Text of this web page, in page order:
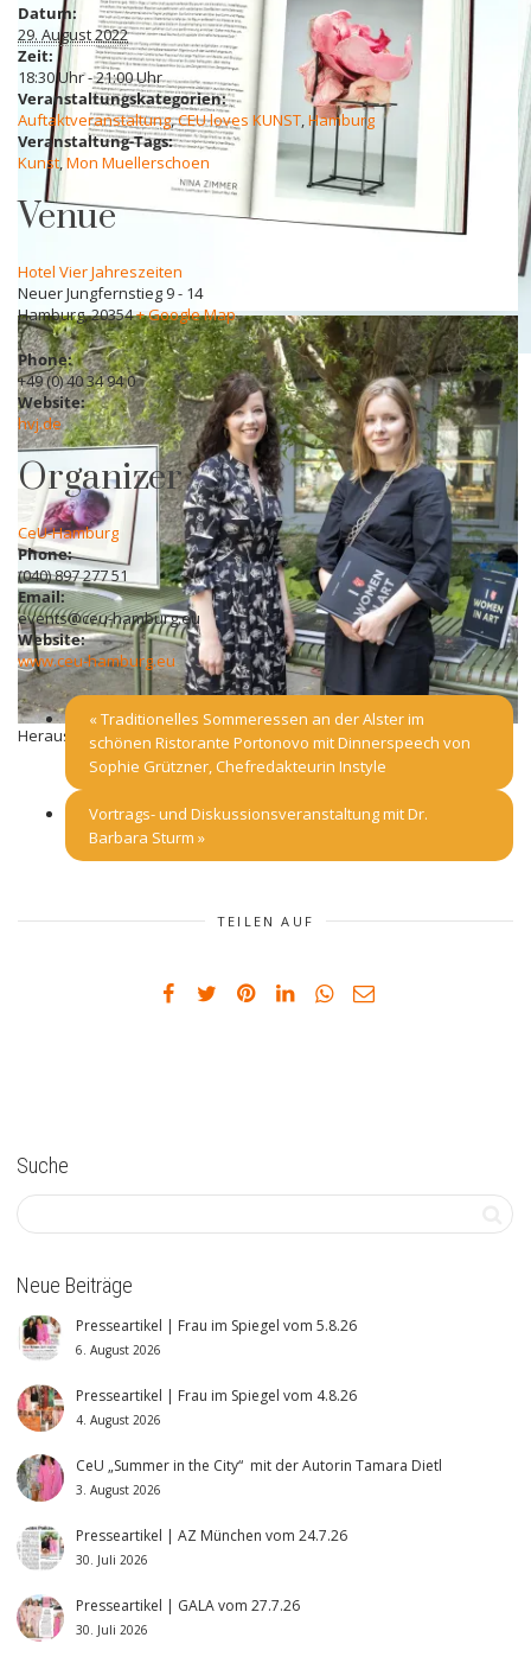
Herausgeberinnen Kennedy(links) + Mackenroth (rechts)
Datum:
29. August 2022
Zeit:
18:30 Uhr - 21:00 Uhr
Veranstaltungskategorien:
Auftaktveranstaltung,CEU loves KUNST,Hamburg
Veranstaltung-Tags:
Kunst,Mon Muellerschoen
Venue
Hotel Vier Jahreszeiten
Neuer Jungfernstieg 9 - 14
Hamburg,20354+ Google Map
Phone:
+49 (0) 40 34 94 0
Website:
hvj.de
Organizer
CeU-Hamburg
Phone:
(040) 897 277 51
Email:
events@ceu-hamburg.eu
Website:
www.ceu-hamburg.eu
«Traditionelles Sommeressen an der Alster im
schönen Ristorante Portonovo mit Dinnerspeech von
Sophie Grützner, Chefredakteurin Instyle
Vortrags- und Diskussionsveranstaltung mit Dr.
Barbara Sturm »
TEILEN AUF
Suche
Neue Beiträge
Presseartikel | Frau im Spiegel vom 5.8.26
6. August 2026
Presseartikel | Frau im Spiegel vom 4.8.26
4. August 2026
CeU „Summer in the City“ mit der Autorin Tamara Dietl
3. August 2026
Presseartikel | AZ München vom 24.7.26
30. Juli 2026
Presseartikel | GALA vom 27.7.26
30. Juli 2026